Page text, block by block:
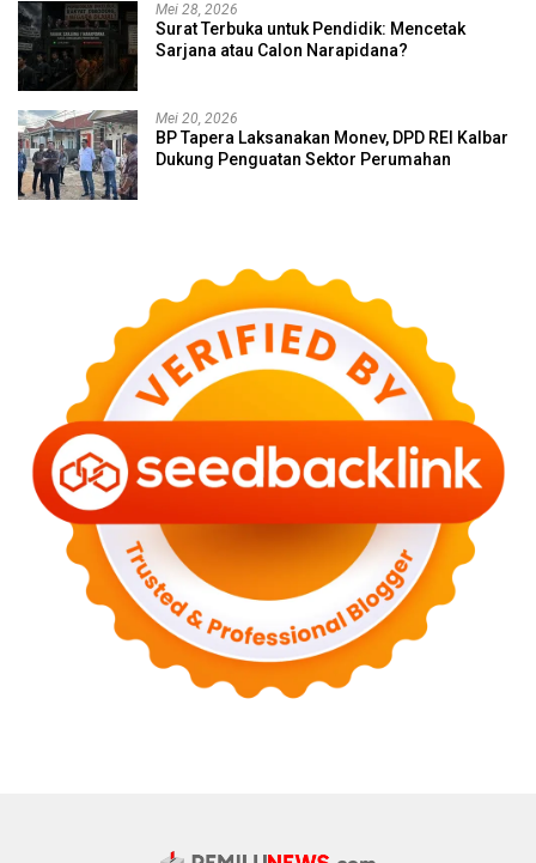
Mei 28, 2026
Surat Terbuka untuk Pendidik: Mencetak
Sarjana atau Calon Narapidana?
Mei 20, 2026
BP Tapera Laksanakan Monev, DPD REI Kalbar
Dukung Penguatan Sektor Perumahan